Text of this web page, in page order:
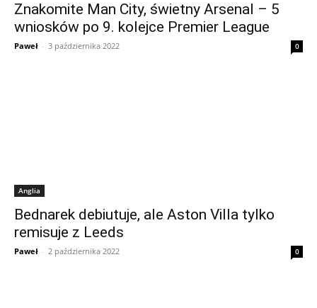
Znakomite Man City, świetny Arsenal – 5
wniosków po 9. kolejce Premier League
Paweł - 3 października 2022 0
Anglia
Bednarek debiutuje, ale Aston Villa tylko
remisuje z Leeds
Paweł - 2 października 2022 0